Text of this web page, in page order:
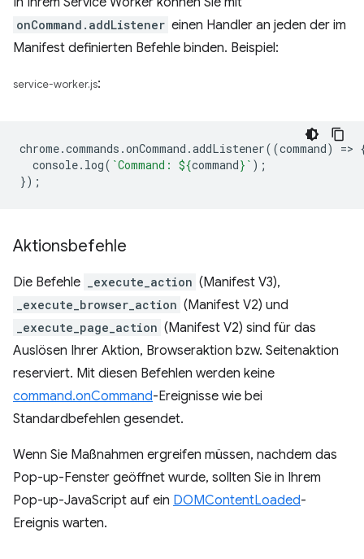
onCommand.addListener einen Handler an jeden der im
Manifest definierten Befehle binden. Beispiel:
service-worker.js:
chrome.commands .onCommand .addListener((command) =>
console. log( `Command: ${command} ` );
});
Aktionsbefehle
Die Befehle _execute_action (Manifest V3),
_execute_browser_action (Manifest V2) und
_execute_page_action (Manifest V2) sind für das
Auslösen Ihrer Aktion, Browseraktion bzw. Seitenaktion
reserviert. Mit diesen Befehlen werden keine
command.onCommand-Ereignisse wie bei
Standardbefehlen gesendet.
Wenn Sie Maßnahmen ergreifen müssen, nachdem das
Pop-up-Fenster geöffnet wurde, sollten Sie in Ihrem
Pop-up-JavaScript auf ein DOMContentLoaded-
Ereignis warten.